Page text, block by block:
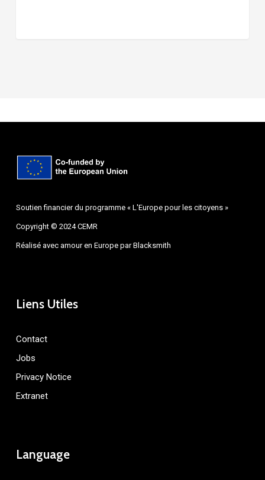
Soutien financier du programme « L'Europe pour les citoyens »
Copyright © 2024 CEMR
Réalisé avec amour en Europe parBlacksmith
Liens Utiles
Contact
Jobs
Privacy Notice
Extranet
Language